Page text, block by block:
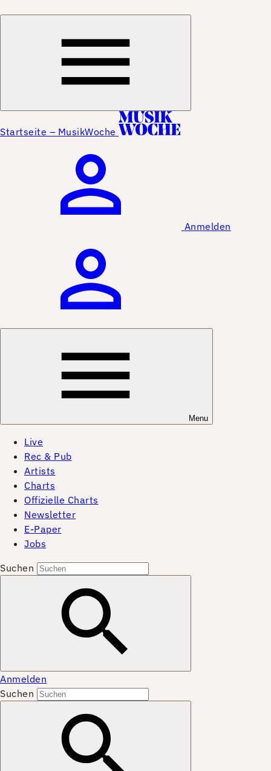
Startseite – MusikWoche
Anmelden
Menu
Live
Rec & Pub
Artists
Charts
Offizielle Charts
Newsletter
E-Paper
Jobs
Suchen
Anmelden
Suchen